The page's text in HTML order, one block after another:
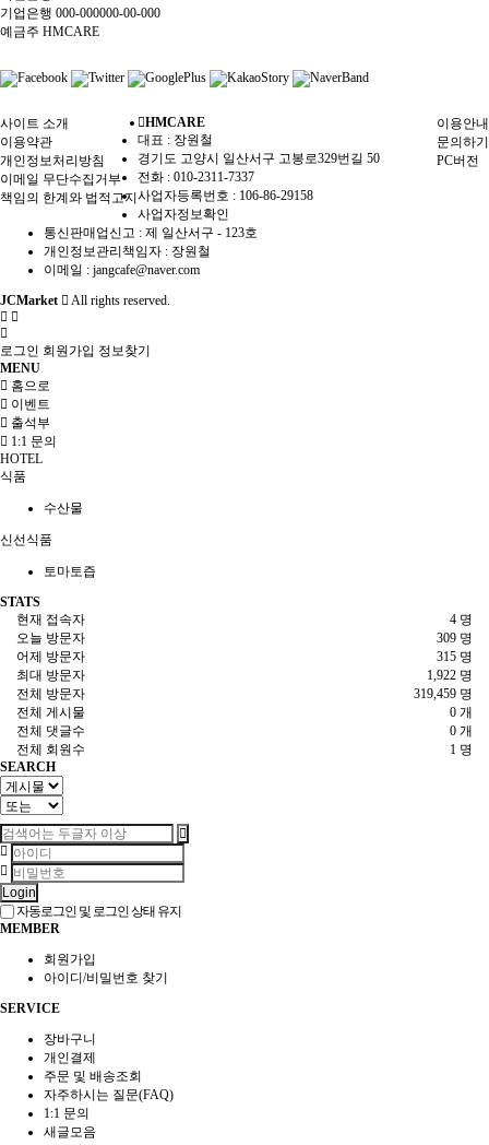
기업은행 000-000000-00-000
예금주 HMCARE
사이트 소개
이용약관
개인정보처리방침
이메일 무단수집거부
책임의 한계와 법적고지
이용안내
문의하기
PC버전
HMCARE
대표 : 장원철
경기도 고양시 일산서구 고봉로329번길 50
전화 : 010-2311-7337
사업자등록번호 : 106-86-29158
사업자정보확인
통신판매업신고 : 제 일산서구 - 123호
개인정보관리책임자 : 장원철
이메일 : jangcafe@naver.com
JCMarket
All rights reserved.
로그인 회원가입 정보찾기
MENU
홈으로
이벤트
출석부
1:1 문의
HOTEL
식품
수산물
신선식품
토마토즙
STATS
4 명
현재 접속자
309 명
오늘 방문자
315 명
어제 방문자
1,922 명
최대 방문자
319,459 명
전체 방문자
0 개
전체 게시물
0 개
전체 댓글수
1 명
전체 회원수
SEARCH
Login
자동로그인 및 로그인 상태 유지
MEMBER
회원가입
아이디/비밀번호 찾기
SERVICE
장바구니
개인결제
주문 및 배송조회
자주하시는 질문(FAQ)
1:1 문의
새글모음